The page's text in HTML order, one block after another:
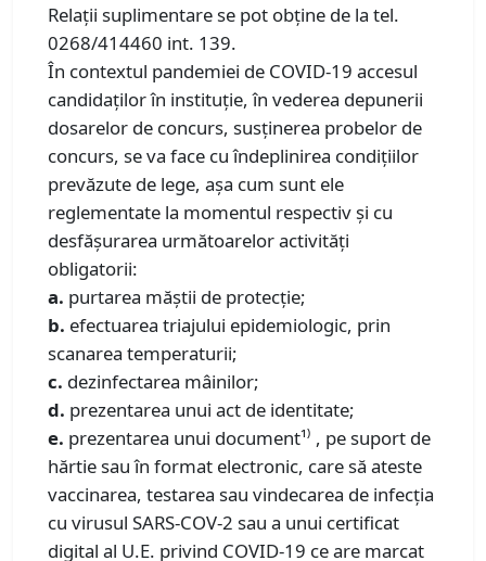
Relaţii suplimentare se pot obţine de la tel.
0268/414460 int. 139.
În contextul pandemiei de COVID-19 accesul
candidaților în instituție, în vederea depunerii
dosarelor de concurs, susținerea probelor de
concurs, se va face cu îndeplinirea condițiilor
prevăzute de lege, așa cum sunt ele
reglementate la momentul respectiv și cu
desfășurarea următoarelor activități
obligatorii:
a. purtarea măștii de protecție;
b. efectuarea triajului epidemiologic, prin
scanarea temperaturii;
c. dezinfectarea mâinilor;
d. prezentarea unui act de identitate;
e. prezentarea unui document¹⁾ , pe suport de
hărtie sau în format electronic, care să ateste
vaccinarea, testarea sau vindecarea de infecția
cu virusul SARS-COV-2 sau a unui certificat
digital al U.E. privind COVID-19 ce are marcat